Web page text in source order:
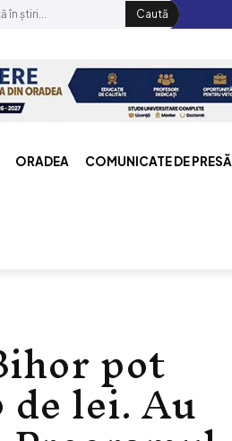
Caută
ORADEA COMUNICATE DE PRESĂ
pot
lei. Au